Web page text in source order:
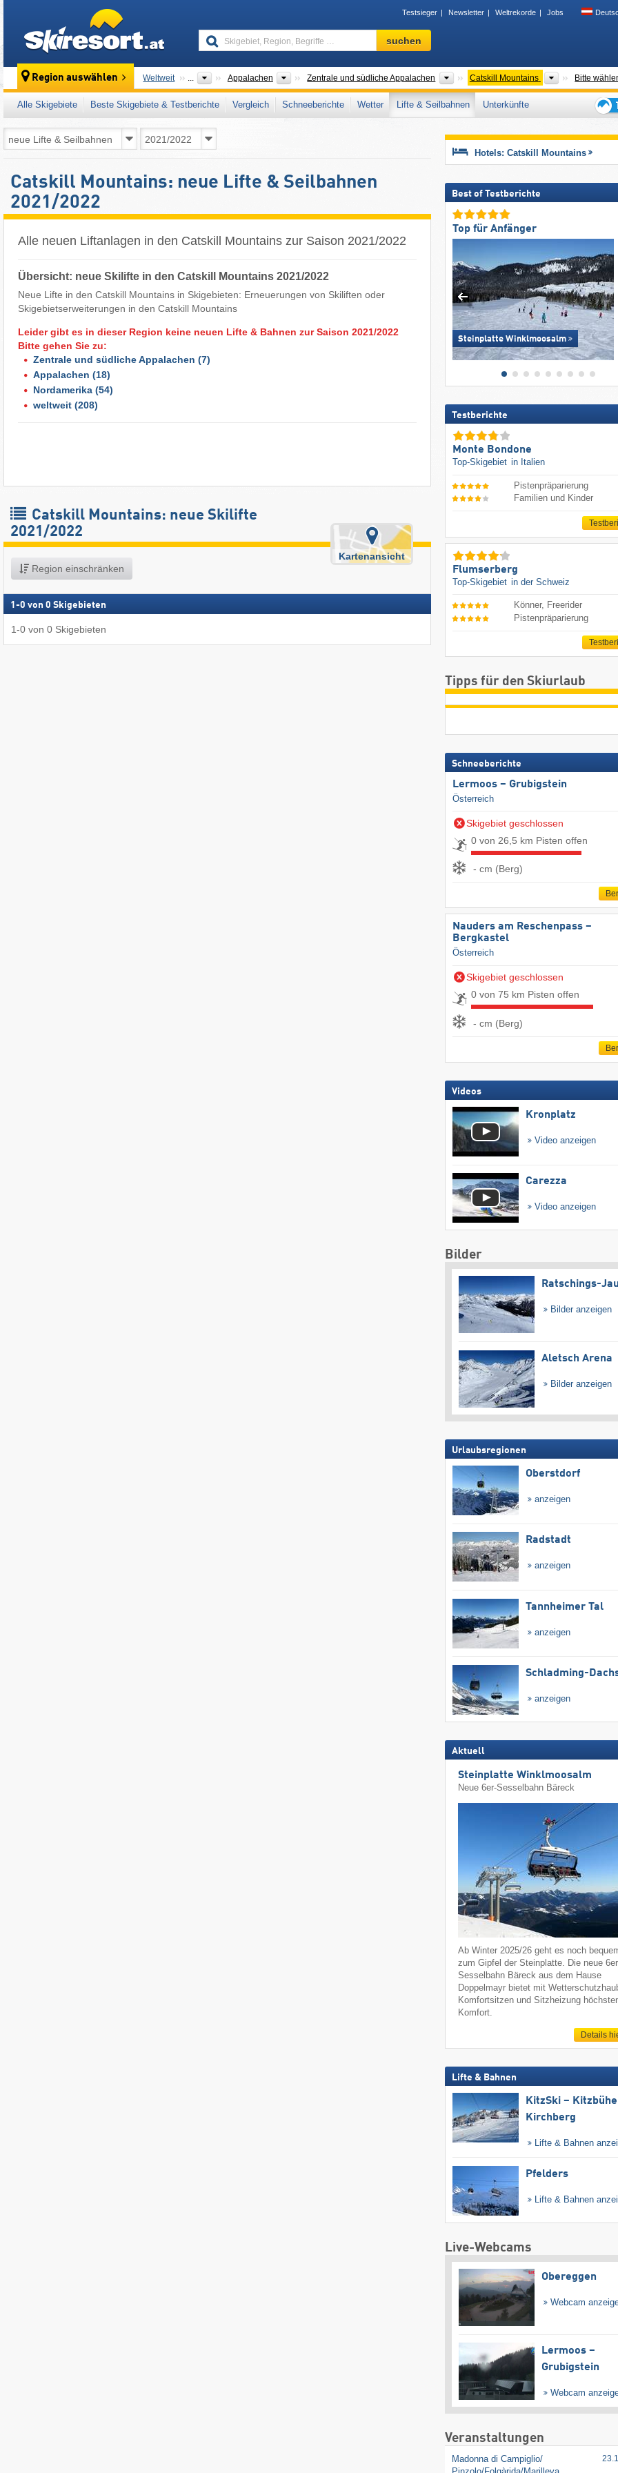
Testsieger Newsletter Weltrekorde Jobs
Skigebiet,
Region,
…
suchen
Region auswählen Weltweit ... Appalachen Gebirgszüge
Zentrale und südliche Appalachen Gebirgszüge
Catskill Mountains Gebirgszüge
Bitte
Alle Skigebiete Beste Skigebiete & Testberichte Vergleich Schneeberichte Wetter Lifte & Seilbahnen
Unterkünfte
für
Catskill Mountains: neue Lifte & Seilbahnen
2021/2022
Alle neuen Liftanlagen in den Catskill Mountains zur Saison 2021/2022
Übersicht: neue Skilifte in den Catskill Mountains 2021/2022
Neue Lifte in den Catskill Mountains in Skigebieten: Erneuerungen von Skiliften oder
Skigebietserweiterungen in den Catskill Mountains
Leider gibt es in dieser Region keine neuen Lifte & Bahnen zur Saison 2021/2022
Bitte gehen Sie zu:
Zentrale und südliche Appalachen (7)
Appalachen (18)
Nordamerika (54)
weltweit (208)
Catskill Mountains: neue Skilifte
2021/2022
Region einschränken
Kartenansicht
1 -0 von 0 Skigebieten
1-0 von 0 Skigebieten
Hotels: Catskill Mountains
Best of Testberichte
Top für Anfänger
Steinplatte Winklmoosalm
Testberichte
Monte Bondone
Top-Skigebiet in Italien
Pistenpräparierung
Familien und Kinder
Flumserberg
Top-Skigebiet in der Schweiz
Könner, Freerider
Pistenpräparierung
Tipps für den Skiurlaub
Schneeberichte
Lermoos – Grubigstein
Österreich
Skigebiet geschlossen
0 von 26,5 km Pisten offen
- cm (Berg)
Nauders am Reschenpass –
Bergkastel
Österreich
Skigebiet geschlossen
0 von 75 km Pisten offen
- cm (Berg)
Videos
Kronplatz
Video anzeigen
Carezza
Video anzeigen
Bilder
Ratschings-
Bilder anzeigen
Aletsch Arena
Bilder anzeigen
Urlaubsregionen
Oberstdorf
anzeigen
Radstadt
anzeigen
Tannheimer Tal
anzeigen
Schladming-
anzeigen
Aktuell
Steinplatte Winklmoosalm
Neue 6er-Sesselbahn Bäreck
Ab Winter 2025/26 geht es noch
zum Gipfel der Steinplatte. Die neue
Sesselbahn Bäreck aus dem Hause
Doppelmayr bietet mit
Komfortsitzen und Sitzheizung
Komfort.
Details
Lifte & Bahnen
KitzSki –
Kirchberg
Lifte & Bahnen
Pfelders
Lifte & Bahnen
Live-Webcams
Obereggen
Webcam
Lermoos –
Grubigstein
Webcam
Veranstaltungen
Madonna di Campiglio/​